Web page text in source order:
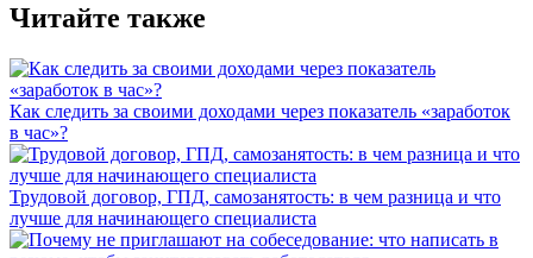
Читайте также
Как следить за своими доходами через показатель «заработок
в час»?
Трудовой договор, ГПД, самозанятость: в чем разница и что
лучше для начинающего специалиста